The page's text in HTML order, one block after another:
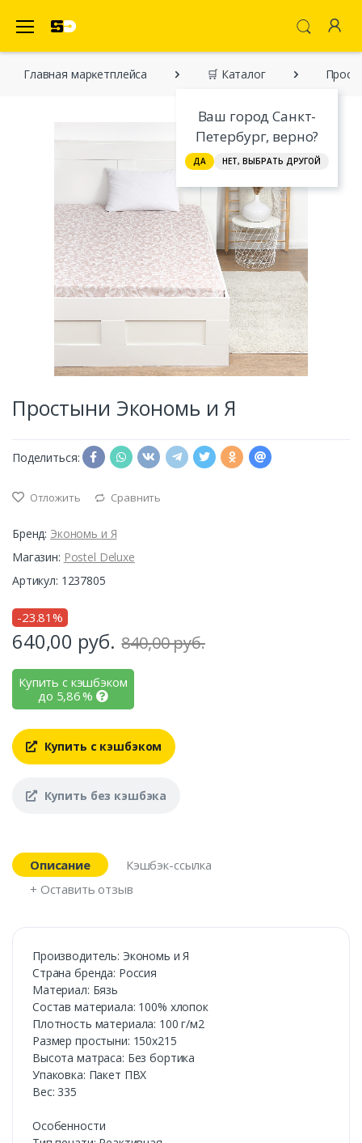
Ваш город Санкт-
Петербург, верно?
ДА НЕТ, ВЫБРАТЬ ДРУГОЙ
Главная марĸетплейса 🛒 Каталог
Простыни Экономь и Я
Поделиться:
Отложить Сравнить
Бренд: Экономь и Я
Магазин: Postel Deluxe
Артикул: 1237805
-23.81%
640,00 руб. 840,00 руб.
Купить с кэшбэком
до 5,86%
Купить с кэшбэком
Купить без кэшбэка
Описание
Кэшбэк-ссылка
+ Оставить отзыв
Производитель: Экономь и Я
Страна бренда: Россия
Материал: Бязь
Состав материала: 100% хлопок
Плотность материала: 100 г/м2
Размер простыни: 150х215
Высота матраса: Без бортика
Упаковка: Пакет ПВХ
Вес: 335
Особенности